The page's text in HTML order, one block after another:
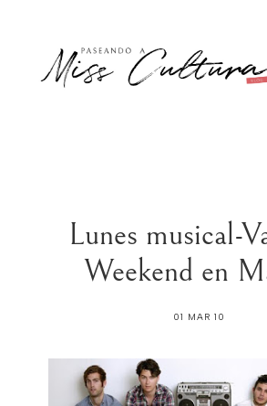
Lunes musical-
Weekend en
01 MAR 10